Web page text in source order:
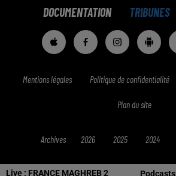
Live : FRANCE MAGHREB 2 Podcasts
DOCUMENTATION TRIBUNES
Mentions légales Politique de confidentialité
Plan du site
Archives 2026 2025 2024